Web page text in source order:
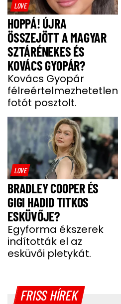
LOVE
HOPPÁ! ÚJRA
ÖSSZEJÖTT A MAGYAR
SZTÁRÉNEKES ÉS
KOVÁCS GYOPÁR?
Kovács Gyopár
félreértelmezhetetlen
fotót posztolt.
LOVE
BRADLEY COOPER ÉS
GIGI HADID TITKOS
ESKÜVŐJE?
Egyforma ékszerek
indították el az
esküvői pletykát.
FRISS HÍREK